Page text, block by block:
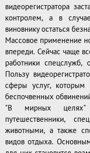
видеорегистратора
контролем, а в
виновнику остаться
Массовое применение
впереди. Сейчас чаще
работники спецслужб,
Пользу
сферы услуг, которым
беспочвенных
"В мирных целях"
путешественники,
животными, а также
видов отдыха.